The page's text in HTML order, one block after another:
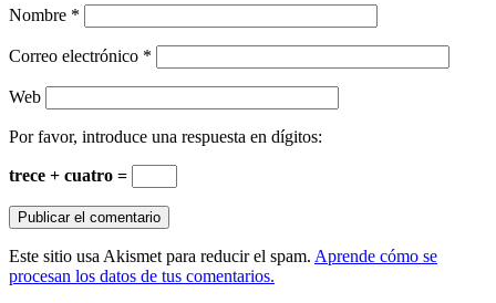
Nombre *
Correo electrónico *
Web
Por favor, introduce una respuesta en dígitos:
trece + cuatro =
Este sitio usa Akismet para reducir el spam. Aprende cómo se
procesan los datos de tus comentarios.